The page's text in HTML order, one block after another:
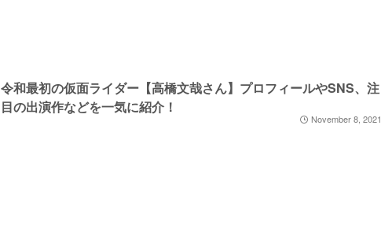
令和最初の仮面ライダー【高橋文哉さん】プロフィールやSNS、注
目の出演作などを一気に紹介！
November 8, 2021